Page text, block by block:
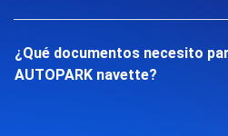
¿Qué documentos necesito
AUTOPARK navette?